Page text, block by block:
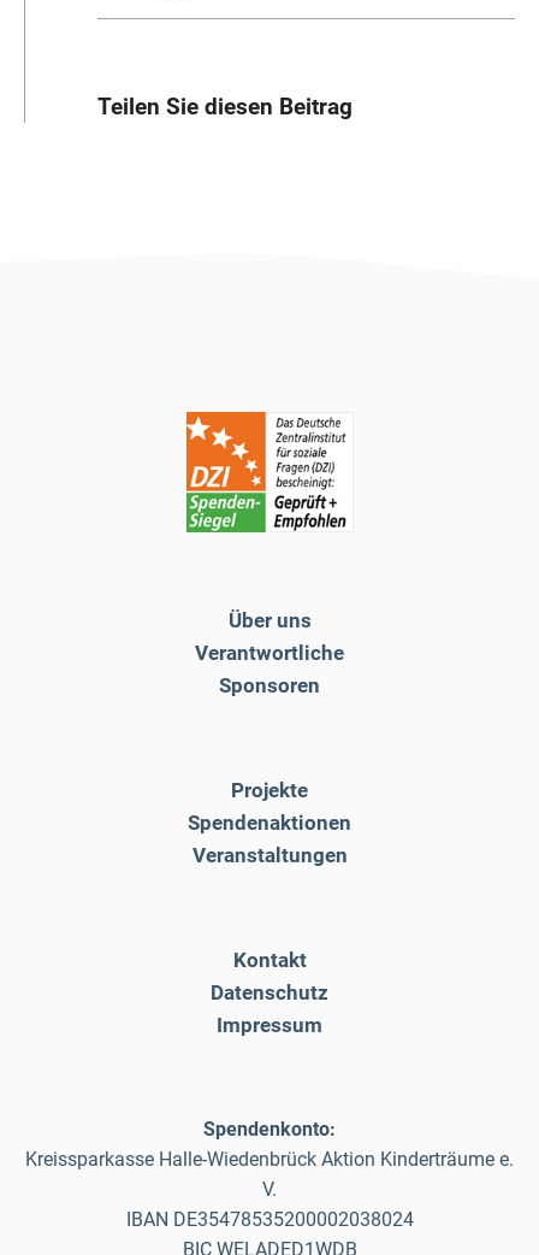
Teilen Sie diesen Beitrag
Über uns
Verantwortliche
Sponsoren
Projekte
Spendenaktionen
Veranstaltungen
Kontakt
Datenschutz
Impressum
Spendenkonto:
Kreissparkasse Halle-Wiedenbrück Aktion Kinderträume e.
V.
IBAN DE35478535200002038024
BIC WELADED1WDB